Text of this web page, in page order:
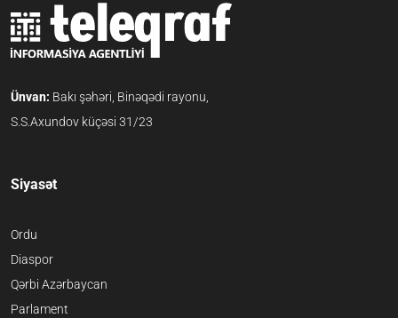
Ünvan: Bakı şəhəri, Binəqədi rayonu,
S.S.Axundov küçəsi 31/23
Siyasət
Ordu
Diaspor
Qərbi Azərbaycan
Parlament